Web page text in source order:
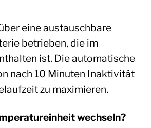
eine austauschbare
betrieben, die im
ist. Die automatische
nach 10 Minuten Inaktivität
zu maximieren.
wechseln?